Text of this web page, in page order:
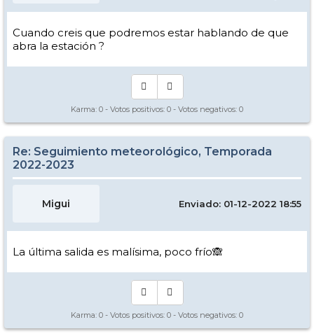
Cuando creis que podremos estar hablando de que
abra la estación ?
Karma: 0 - Votos positivos: 0 - Votos negativos: 0
Re: Seguimiento meteorológico, Temporada
2022-2023
Migui Enviado: 01-12-2022 18:55
La última salida es malísima, poco frío🙈
Karma: 0 - Votos positivos: 0 - Votos negativos: 0